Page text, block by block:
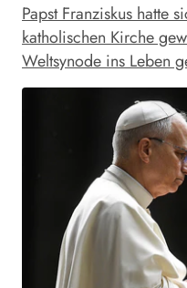
Papst Franziskus hatte
katholischen Kirche
Weltsynode ins Leben